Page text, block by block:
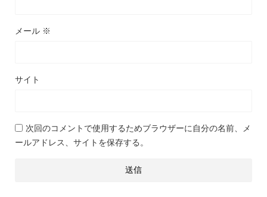
メール ※
サイト
次回のコメントで使用するためブラウザーに自分の名前、メ
ールアドレス、サイトを保存する。